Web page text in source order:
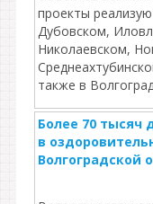
проекты
Дубовском,
Николаевском,
также в
Более 70 тысяч
в
Волгоградской